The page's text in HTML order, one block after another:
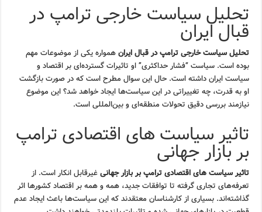
تحلیل سیاست خارجی ترامپ در
قبال ایران
تحلیل سیاست خارجی ترامپ در قبال ایرانهمواره یکی از موضوعات مهم
بوده است. سیاست “فشار حداکثری” او تاثیرات گسترده‌ای بر اقتصاد و
سیاست ایران داشته است. حال این سوال مطرح است که در صورت بازگشت
او به قدرت، چه تغییراتی در این سیاست‌ها ایجاد خواهد شد؟ این موضوع
نیازمند بررسی دقیق تحولات منطقه‌ای و بین‌المللی است.
تاثیر سیاست های اقتصادی ترامپ
بر بازار جهانی
تاثیر سیاست های اقتصادی ترامپ بر بازار جهانیغیرقابل انکار است. از
تعرفه‌های تجاری گرفته تا توافقات جدید، همه و همه بر اقتصاد کشورها اثر
گذاشته‌اند. بسیاری از کارشناسان معتقدند که این سیاست‌ها باعث ایجاد عدم